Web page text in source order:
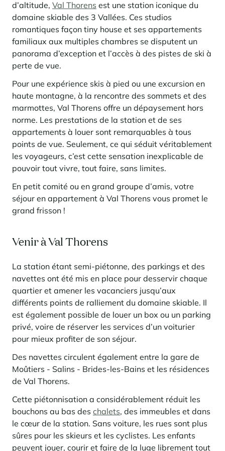
d’altitude, Val Thorens est une station iconique du
domaine skiable des 3 Vallées. Ces studios
romantiques façon tiny house et ses appartements
familiaux aux multiples chambres se disputent un
panorama d’exception et l’accès à des pistes de ski à
perte de vue.
Pour une expérience skis à pied ou une excursion en
haute montagne, à la rencontre des sommets et des
marmottes, Val Thorens offre un dépaysement hors
norme. Les prestations de la station et de ses
appartements à louer sont remarquables à tous
points de vue. Seulement, ce qui séduit véritablement
les voyageurs, c’est cette sensation inexplicable de
pouvoir tout vivre, tout faire, sans limites.
En petit comité ou en grand groupe d’amis, votre
séjour en appartement à Val Thorens vous promet le
grand frisson !
Venir à Val Thorens
La station étant semi-piétonne, des parkings et des
navettes ont été mis en place pour desservir chaque
quartier et amener les vacanciers jusqu’aux
différents points de ralliement du domaine skiable. Il
est également possible de louer un box ou un parking
privé, voire de réserver les services d’un voiturier
pour mieux profiter de son séjour.
Des navettes circulent également entre la gare de
Moûtiers - Salins - Brides-les-Bains et les résidences
de Val Thorens.
Cette piétonnisation a considérablement réduit les
bouchons au bas des chalets, des immeubles et dans
le cœur de la station. Sans voiture, les rues sont plus
sûres pour les skieurs et les cyclistes. Les enfants
peuvent jouer, courir et faire de la luge librement tout